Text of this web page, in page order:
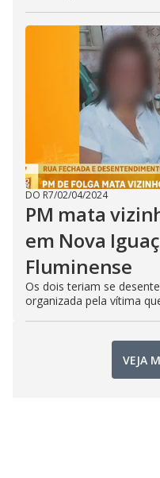
DO R7/02/04/2024
PM mata
em Nova
Fluminense
Os dois teriam se
organizada pela vítima
VEJA